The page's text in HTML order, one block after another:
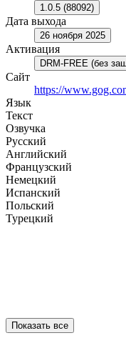
1.0.5 (88092)
Дата выхода
26 ноября 2025
Активация
DRM-FREE (без
Сайт
https://
Язык
Текст
Озвучка
Русский
Английский
Французский
Немецкий
Испанский
Польский
Турецкий
Показать все